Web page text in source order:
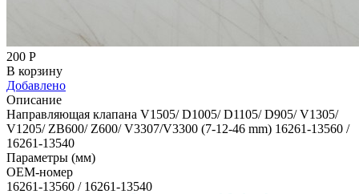
200 Р
В корзину
Добавлено
Описание
Направляющая клапана V1505/ D1005/ D1105/ D905/ V1305/
V1205/ ZB600/ Z600/ V3307/V3300 (7-12-46 mm) 16261-13560 /
16261-13540
Параметры (мм)
OEM-номер
16261-13560 / 16261-13540